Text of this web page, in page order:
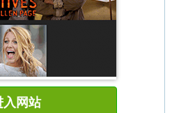
入网站